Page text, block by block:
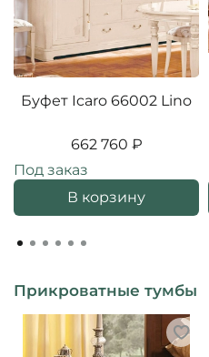
Буфет Icaro 66002 Lino
662 760 ₽
Под заказ
В корзину
Прикроватные тумбы